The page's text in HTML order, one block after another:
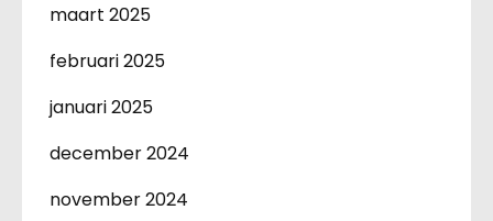
maart 2025
februari 2025
januari 2025
december 2024
november 2024